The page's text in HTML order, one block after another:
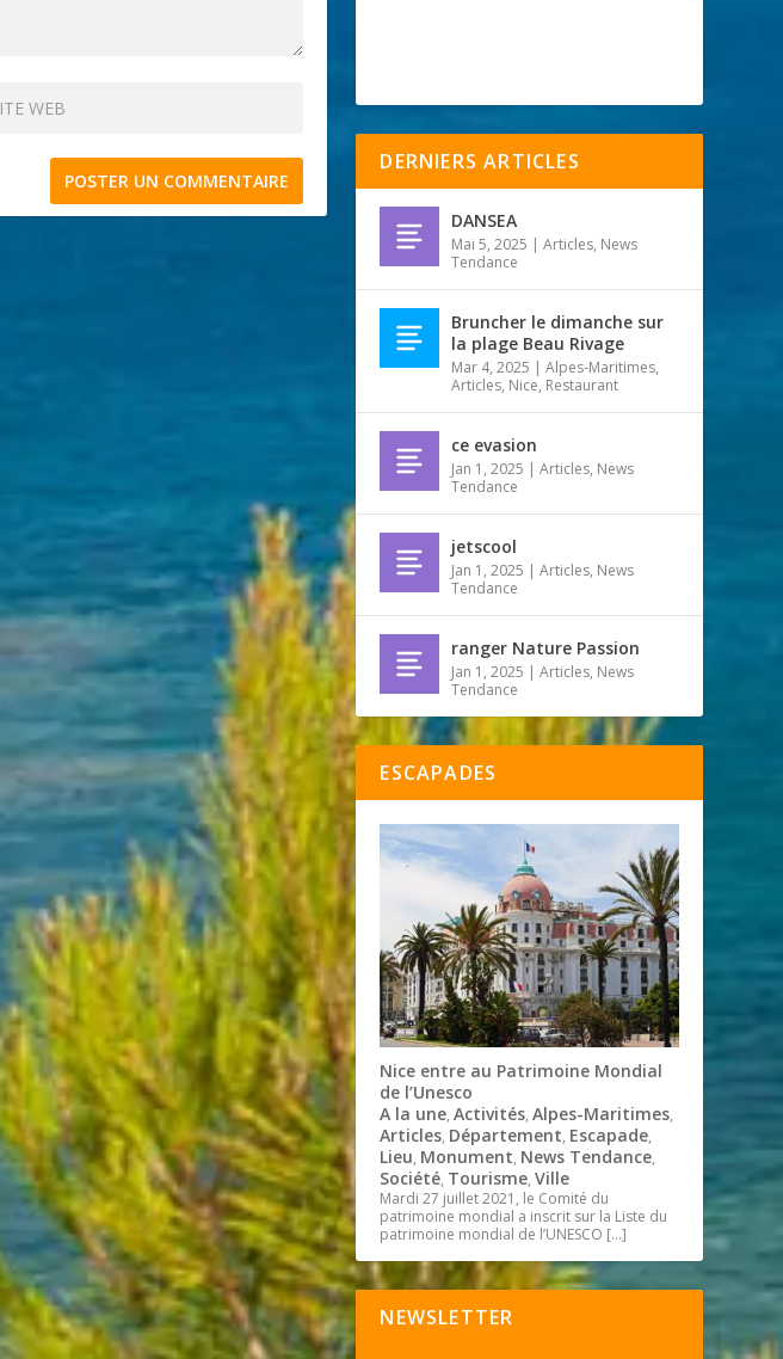
DERNIERS ARTICLES
DANSEA
Mai 5, 2025 |Articles, News
Tendance
Bruncher le dimanche sur
la plage Beau Rivage
Mar 4, 2025 |Alpes-Maritimes,
Articles, Nice, Restaurant
ce evasion
Jan 1, 2025 |Articles, News
Tendance
jetscool
Jan 1, 2025 |Articles, News
Tendance
ranger Nature Passion
Jan 1, 2025 |Articles, News
Tendance
ESCAPADES
Nice entre au Patrimoine Mondial
de l’Unesco
A la une,Activités,Alpes-Maritimes,
Articles, Département, Escapade,
Lieu, Monument, News Tendance,
Société, Tourisme,Ville
Mardi 27 juillet 2021, le Comité du
patrimoine mondial a inscrit sur la Liste du
patrimoine mondial de l’UNESCO […]
NEWSLETTER